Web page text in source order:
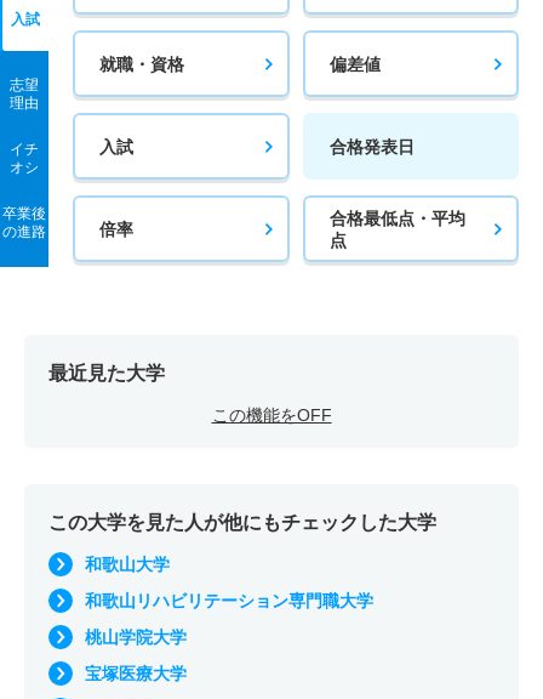
入試
志望
理由
イチ
オシ
卒業後
の進路
就職・資格 偏差値
入試 合格発表日
倍率
合格最低点・平均
点
最近見た大学
この機能をOFF
この大学を見た人が他にもチェックした大学
和歌山大学
和歌山リハビリテーション専門職大学
桃山学院大学
宝塚医療大学